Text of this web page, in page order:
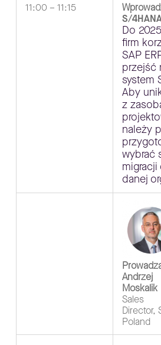
11:00 – 11:15
S/
Do
firm
SAP
przejść
system
Aby
z
należy
wybrać
danej
Andrzej
Moskalik
Sales
Director,
Poland